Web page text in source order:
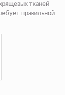
тканей
правильной